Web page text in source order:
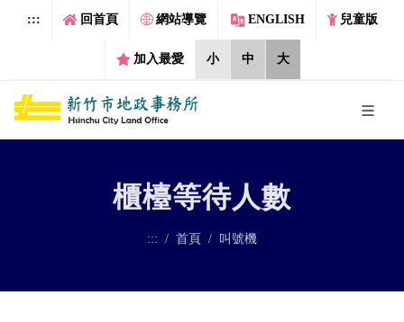
跳到主要內容區塊
::: 回首頁 網站導覽 ENGLISH 兒童版
加入最愛 小 中 大
櫃檯等待人數
::: 首頁 叫號機